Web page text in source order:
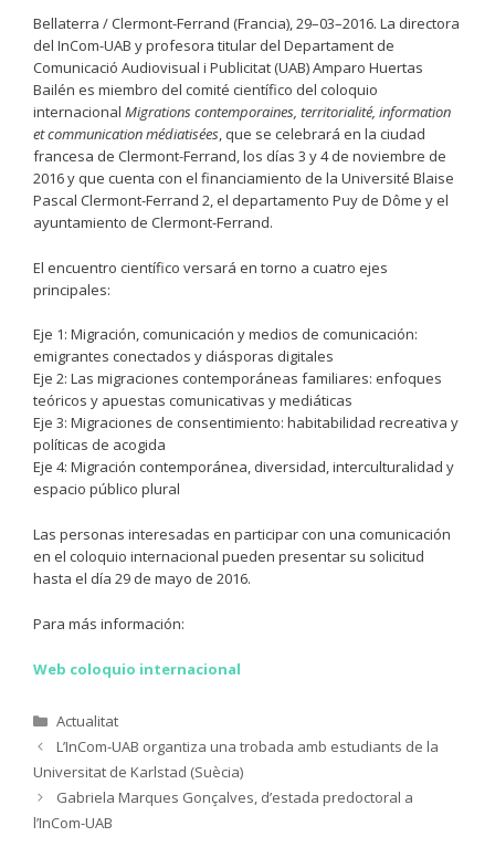
Bellaterra / Clermont-Ferrand (Francia), 29–03–2016. La directora
del InCom-UAB y profesora titular del Departament de
Comunicació Audiovisual i Publicitat (UAB) Amparo Huertas
Bailén es miembro del comité científico del coloquio
internacional Migrations contemporaines, territorialité, information
et communication médiatisées, que se celebrará en la ciudad
francesa de Clermont-Ferrand, los días 3 y 4 de noviembre de
2016 y que cuenta con el financiamiento de la Université Blaise
Pascal Clermont-Ferrand 2, el departamento Puy de Dôme y el
ayuntamiento de Clermont-Ferrand.
El encuentro científico versará en torno a cuatro ejes
principales:
Eje 1: Migración, comunicación y medios de comunicación:
emigrantes conectados y diásporas digitales
Eje 2: Las migraciones contemporáneas familiares: enfoques
teóricos y apuestas comunicativas y mediáticas
Eje 3: Migraciones de consentimiento: habitabilidad recreativa y
políticas de acogida
Eje 4: Migración contemporánea, diversidad, interculturalidad y
espacio público plural
Las personas interesadas en participar con una comunicación
en el coloquio internacional pueden presentar su solicitud
hasta el día 29 de mayo de 2016.
Para más información:
Web coloquio internacional
Categories
Actualitat
L’InCom-UAB organtiza una trobada amb estudiants de la
Universitat de Karlstad (Suècia)
Gabriela Marques Gonçalves, d’estada predoctoral a
l’InCom-UAB